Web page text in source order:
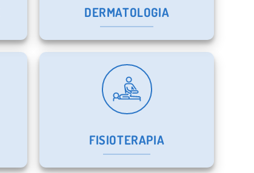
DERMATOLOGIA
FISIOTERAPIA